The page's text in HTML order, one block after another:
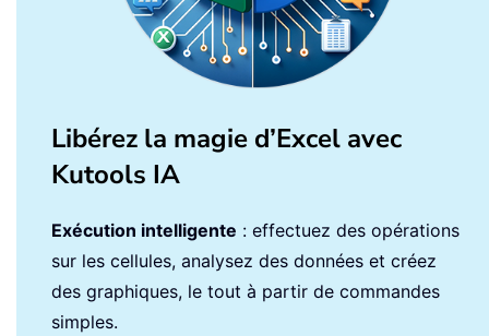
Libérez la magie d’Excel avec
Kutools IA
Exécution intelligente : effectuez des opérations
sur les cellules, analysez des données et créez
des graphiques, le tout à partir de commandes
simples.